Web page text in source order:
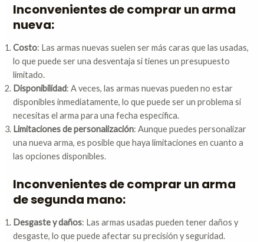
Inconvenientes de comprar un arma
nueva:
Costo: Las armas nuevas suelen ser más caras que las usadas,
lo que puede ser una desventaja si tienes un presupuesto
limitado.
Disponibilidad: A veces, las armas nuevas pueden no estar
disponibles inmediatamente, lo que puede ser un problema si
necesitas el arma para una fecha específica.
Limitaciones de personalización: Aunque puedes personalizar
una nueva arma, es posible que haya limitaciones en cuanto a
las opciones disponibles.
Inconvenientes de comprar un arma
de segunda mano:
Desgaste y daños: Las armas usadas pueden tener daños y
desgaste, lo que puede afectar su precisión y seguridad.